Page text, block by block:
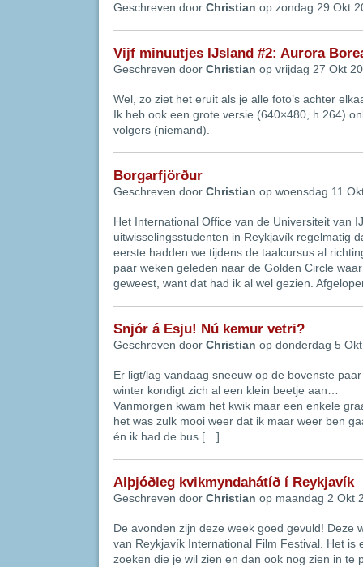
Geschreven door Christian op zondag 29 Okt
Vijf minuutjes IJsland #2: Aurora
Geschreven door Christian op vrijdag 27 Okt
Wel, zo ziet het eruit als je alle foto’s achter
Ik heb ook een grote versie (640×480, h.264)
volgers (niemand).
Borgarfjörður
Geschreven door Christian op woensdag 11
Het International Office van de Universiteit van
uitwisselingsstudenten in Reykjavík regelmatig
eerste hadden we tijdens de taalcursus al
paar weken geleden naar de Golden Circle
geweest, want dat had ik al wel gezien.
Snjór á Esju! Nú kemur vetri?
Geschreven door Christian op donderdag 5
Er ligt/lag vandaag sneeuw op de bovenste
winter kondigt zich al een klein beetje aan…
Vanmorgen kwam het kwik maar een enkele
het was zulk mooi weer dat ik maar weer ben
én ik had de bus […]
Alþjóðleg kvikmyndahátíð í Reykjavík
Geschreven door Christian op maandag 2 Okt
De avonden zijn deze week goed gevuld! Deze
van Reykjavík International Film Festival. Het is
zoeken die je wil zien en dan ook nog zien in te